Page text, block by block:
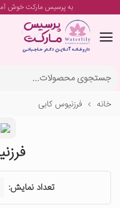
به پرسیس مارکت خوش
خانه فرزنیوس کابی
تعداد نمایش: